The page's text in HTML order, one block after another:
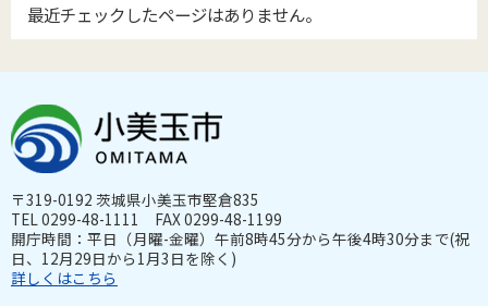
最近チェックしたページはありません。
〒319-0192 茨城県小美玉市堅倉835
TEL 0299-48-1111 FAX 0299-48-1199
開庁時間：平日（月曜-金曜）午前8時45分から午後4時30分まで(祝
日、12月29日から1月3日を除く)
詳しくはこちら